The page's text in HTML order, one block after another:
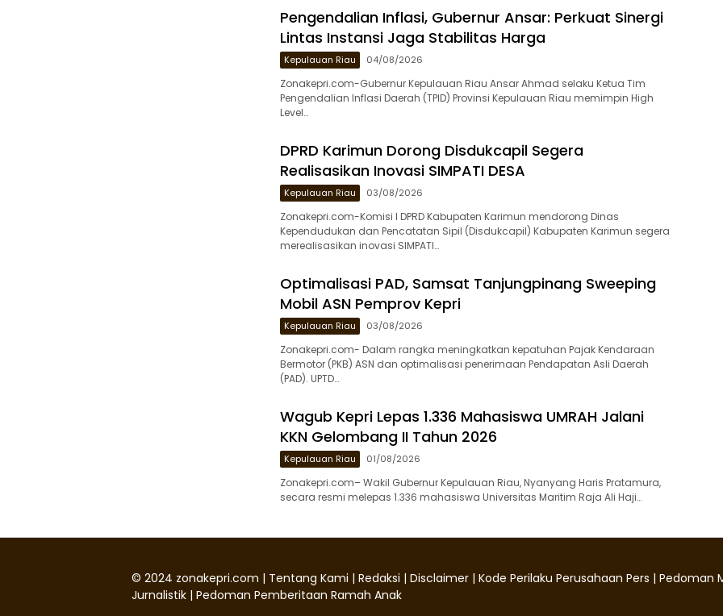
Pengendalian Inflasi, Gubernur Ansar: Perkuat Sinergi
Lintas Instansi Jaga Stabilitas Harga
Kepulauan Riau 04/08/2026
Zonakepri.com-Gubernur Kepulauan Riau Ansar Ahmad selaku Ketua Tim
Pengendalian Inflasi Daerah (TPID) Provinsi Kepulauan Riau memimpin High
Level…
DPRD Karimun Dorong Disdukcapil Segera
Realisasikan Inovasi SIMPATI DESA
Kepulauan Riau 03/08/2026
Zonakepri.com-Komisi I DPRD Kabupaten Karimun mendorong Dinas
Kependudukan dan Pencatatan Sipil (Disdukcapil) Kabupaten Karimun segera
merealisasikan inovasi SIMPATI…
Optimalisasi PAD, Samsat Tanjungpinang Sweeping
Mobil ASN Pemprov Kepri
Kepulauan Riau 03/08/2026
Zonakepri.com- Dalam rangka meningkatkan kepatuhan Pajak Kendaraan
Bermotor (PKB) ASN dan optimalisasi penerimaan Pendapatan Asli Daerah
(PAD). UPTD…
Wagub Kepri Lepas 1.336 Mahasiswa UMRAH Jalani
KKN Gelombang II Tahun 2026
Kepulauan Riau 01/08/2026
Zonakepri.com– Wakil Gubernur Kepulauan Riau, Nyanyang Haris Pratamura,
secara resmi melepas 1.336 mahasiswa Universitas Maritim Raja Ali Haji…
© 2024 zonakepri.com | Tentang Kami | Redaksi | Disclaimer | Kode Perilaku Perusahaan Pers | Pedoman
Jurnalistik | Pedoman Pemberitaan Ramah Anak